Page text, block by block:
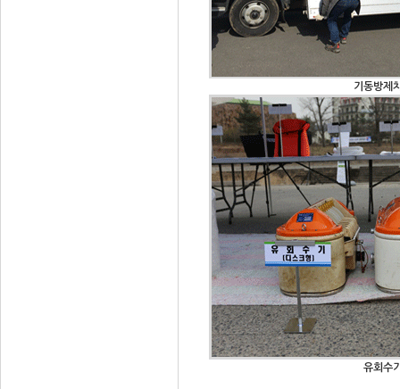
기동방제
유회수